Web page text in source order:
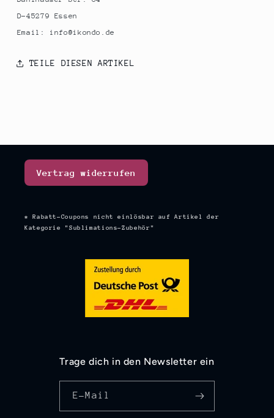
D-45279 Essen
Email: info@ikondo.de
TEILE DIESEN ARTIKEL
Vertrag widerrufen
* Rabatt-Coupons nicht einlösbar auf Artikel der
Kategorie "Sublimations-Zubehör"
Trage dich in den Newsletter ein
E-Mail